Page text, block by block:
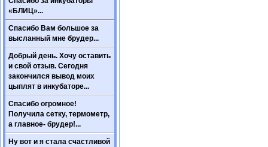
«БЛИЦ»...
Спасибо Вам большое за
высланный мне брудер...
Добрый день. Хочу оставить
и свой отзыв. Сегодня
закончился вывод моих
цыплят в инкубаторе...
Спасибо огромное!
Получила сетку, термометр,
а главное- брудер!...
Ну вот и я стала счастливой